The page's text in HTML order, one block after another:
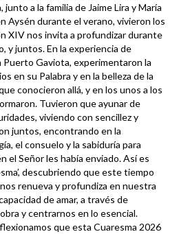
junto a la familia de Jaime Lira y María
Aysén durante el verano, vivieron los
XIV nos invita a profundizar durante
y juntos. En la experiencia de
Puerto Gaviota, experimentaron la
en su Palabra y en la belleza de la
conocieron allá, y en los unos a los
Tuvieron que ayunar de
viviendo con sencillez y
juntos, encontrando en la
el consuelo y la sabiduría para
el Señor les había enviado. Así es
descubriendo que este tiempo
renueva y profundiza en nuestra
de amar, a través de
y centrarnos en lo esencial.
que esta Cuaresma 2026